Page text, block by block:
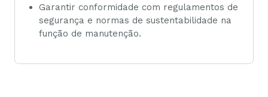
Garantir conformidade com regulamentos de
segurança e normas de sustentabilidade na
função de manutenção.